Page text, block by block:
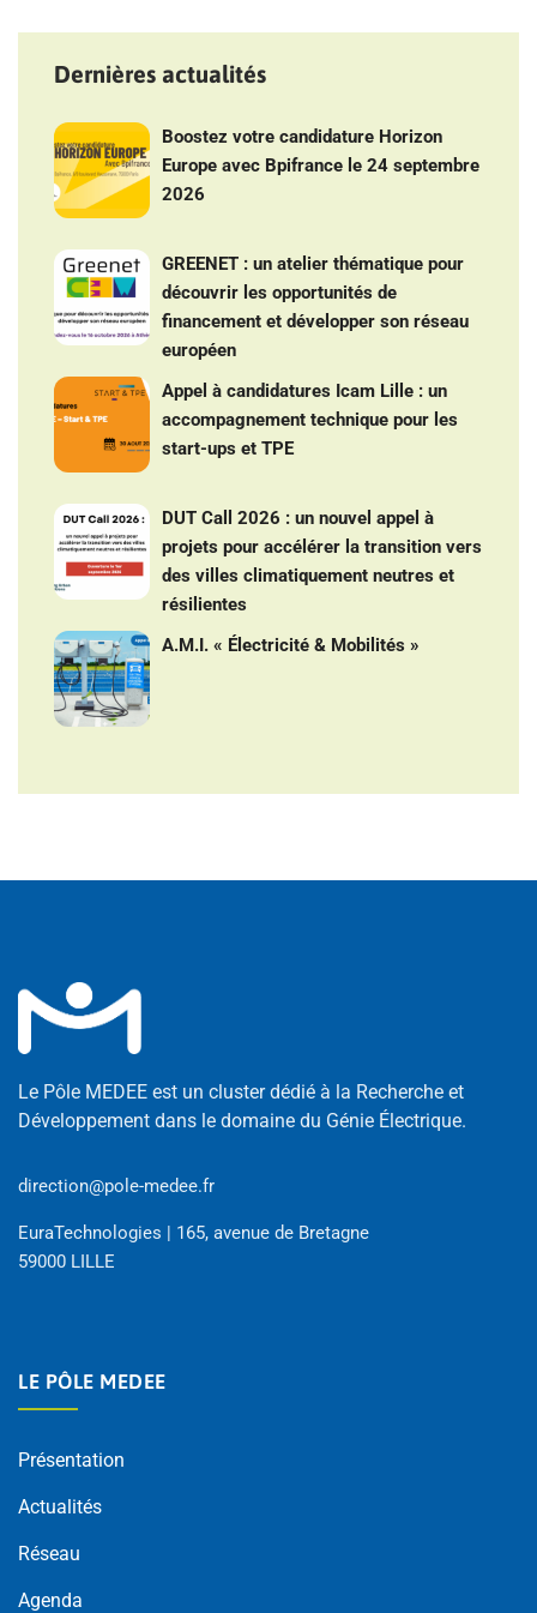
Dernières actualités
Boostez votre candidature Horizon
Europe avec Bpifrance le 24 septembre
2026
GREENET : un atelier thématique pour
découvrir les opportunités de
financement et développer son réseau
européen
Appel à candidatures Icam Lille : un
accompagnement technique pour les
start-ups et TPE
DUT Call 2026 : un nouvel appel à
projets pour accélérer la transition vers
des villes climatiquement neutres et
résilientes
A.M.I. « Électricité & Mobilités »
Le Pôle MEDEE est un cluster dédié à la Recherche et
Développement dans le domaine du Génie Électrique.
direction@pole-medee.fr
EuraTechnologies | 165, avenue de Bretagne
59000 LILLE
LE PÔLE MEDEE
Présentation
Actualités
Réseau
Agenda